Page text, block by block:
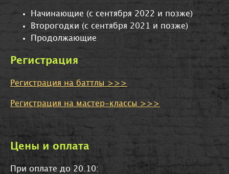
Начинающие (с сентября 2022 и позже)
Второгодки (с сентября 2021 и позже)
Продолжающие
Регистрация
Регистрация на баттлы >>>
Регистрация на мастер-классы >>>
Цены и оплата
При оплате до 20.10: